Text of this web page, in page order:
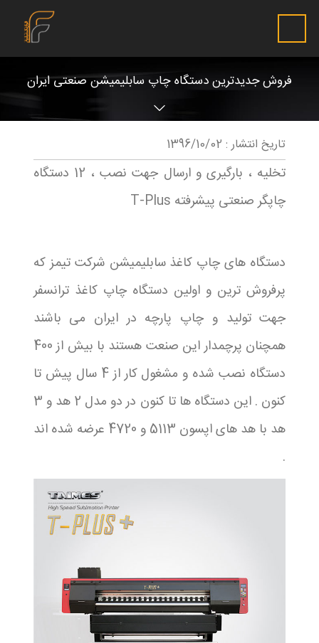
فروش جدیدترین دستگاه چاپ سابلیمیشن صنعتی ایران
تاریخ انتشار : 1396/10/02
تخلیه ، بارگیری و ارسال جهت نصب ، 12 دستگاه
چاپگر صنعتی پیشرفته T-Plus
دستگاه های چاپ کاغذ سابلیمیشن شرکت تیمز که
پرفروش ترین و اولین دستگاه چاپ کاغذ ترانسفر
جهت تولید و چاپ پارچه در ایران می باشند
همچنان پرچمدار این صنعت هستند با بیش از 400
دستگاه نصب شده و مشغول کار از 4 سال پیش تا
کنون . این دستگاه ها تا کنون در دو مدل 2 هد و 3
هد با هد های اپسون 5113 و 4720 عرضه شده اند
.